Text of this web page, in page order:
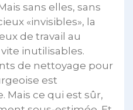
sans elles, sans
«invisibles», la
de travail au
inutilisables.
de nettoyage pour
est
ce qui est sûr,